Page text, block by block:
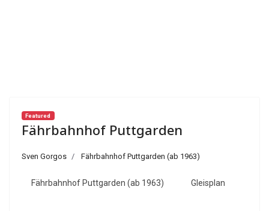
Featured
Fährbahnhof Puttgarden
Sven Gorgos Fährbahnhof Puttgarden (ab 1963)
Fährbahnhof Puttgarden (ab 1963) Gleisplan